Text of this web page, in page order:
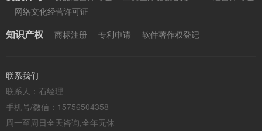
网络文化经营许可证
知识产权 商标注册 专利申请 软件著作权登记
联系我们
联系人：石经理
手机号/微信：15756504358
周一至周日全天咨询,全年无休